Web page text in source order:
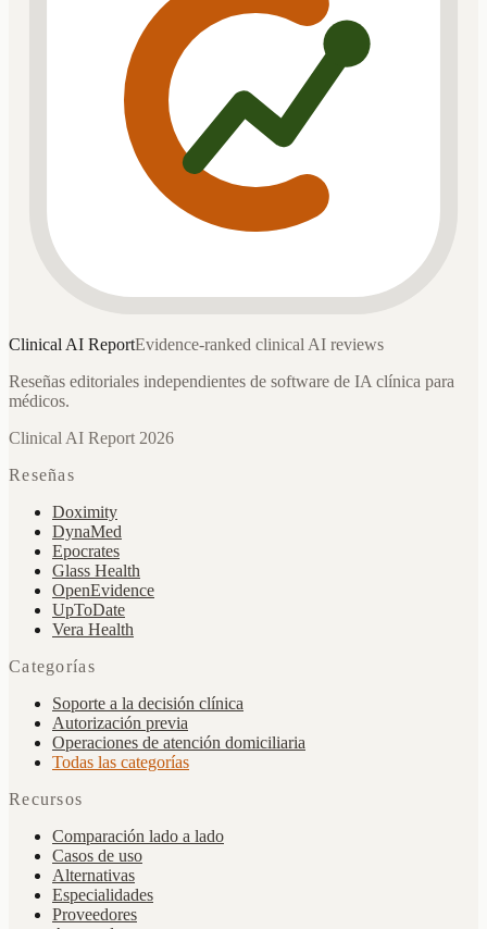
Clinical AI ReportEvidence-ranked clinical AI reviews
Reseñas editoriales independientes de software de IA clínica para
médicos.
Clinical AI Report 2026
Reseñas
Doximity
DynaMed
Epocrates
Glass Health
OpenEvidence
UpToDate
Vera Health
Categorías
Soporte a la decisión clínica
Autorización previa
Operaciones de atención domiciliaria
Todas las categorías
Recursos
Comparación lado a lado
Casos de uso
Alternativas
Especialidades
Proveedores